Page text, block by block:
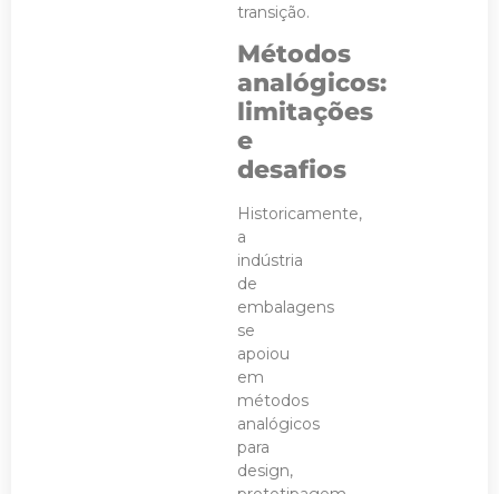
transição.
Métodos
analógicos:
limitações
e
desafios
Historicamente,
a
indústria
de
embalagens
se
apoiou
em
métodos
analógicos
para
design,